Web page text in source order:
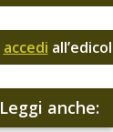
accedi
Leggi anche: